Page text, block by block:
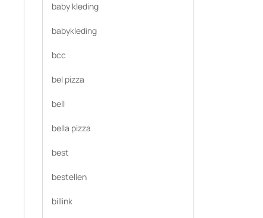
baby kleding
babykleding
bcc
bel pizza
bell
bella pizza
best
bestellen
billink